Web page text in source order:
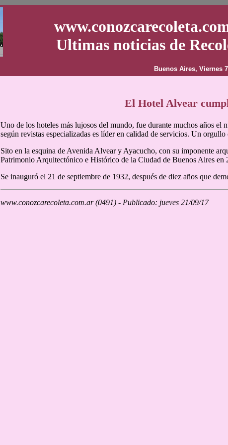
Ultimas noticias de
Buenos Aires, Viernes
El Hotel Alvear
Uno de los hoteles más lujosos del mundo, fue durante muchos años el
según revistas especializadas es líder en calidad de servicios. Un
Sito en la esquina de Avenida Alvear y Ayacucho, con su imponente
Patrimonio Arquitectónico e Histórico de la Ciudad de Buenos Aires en
Se inauguró el 21 de septiembre de 1932, después de diez años que
www.conozcarecoleta.com.ar (0491) - Publicado: jueves 21/09/17